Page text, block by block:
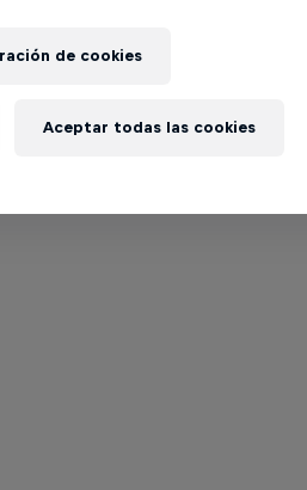
de cookies
Aceptar todas las cookies